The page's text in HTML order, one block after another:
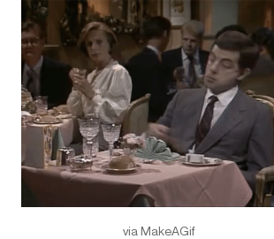
via MakeAGif